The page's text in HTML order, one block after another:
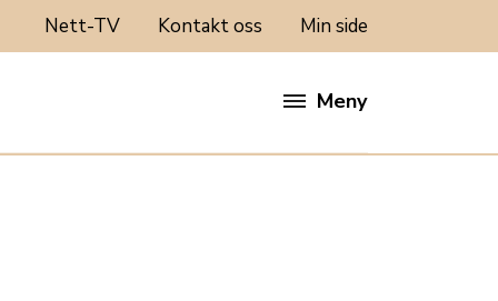
Nett-TV Kontakt oss Min side
Meny